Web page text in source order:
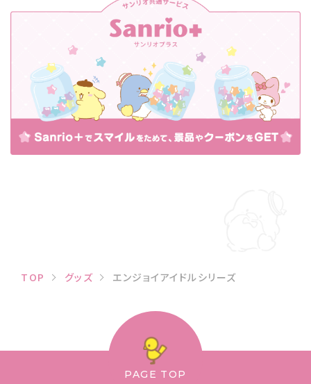
TOP グッズ エンジョイアイドルシリーズ
PAGE TOP